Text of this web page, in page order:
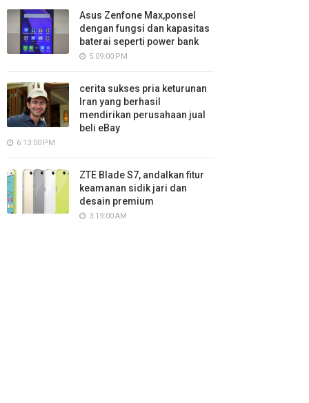
Asus Zenfone Max,ponsel
dengan fungsi dan kapasitas
baterai seperti power bank
5:09:00 PM
cerita sukses pria keturunan
Iran yang berhasil
mendirikan perusahaan jual
beli eBay
6:13:00 PM
ZTE Blade S7, andalkan fitur
keamanan sidik jari dan
desain premium
3:19:00 AM